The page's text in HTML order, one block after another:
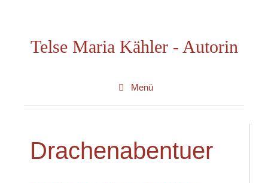
springenTelse Maria Kähler - Autorin
Menü
Drachenabentuer